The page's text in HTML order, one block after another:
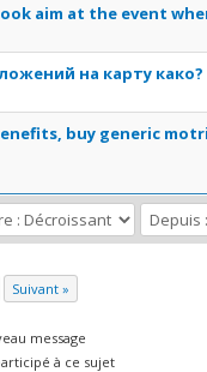
aim at the event
на карту како?
buy generic
Suivant »
message
à ce sujet